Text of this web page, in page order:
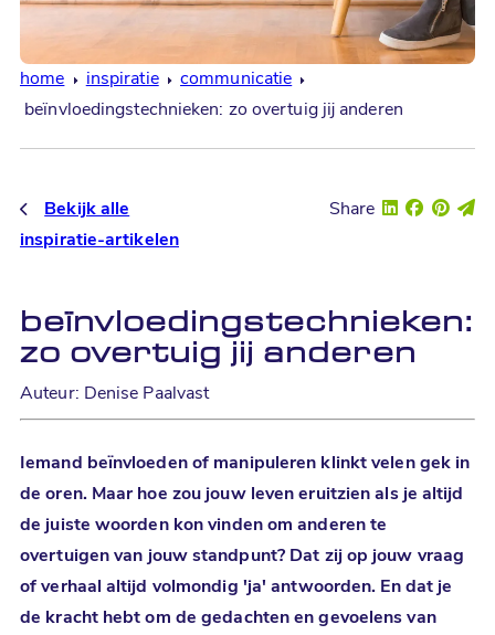
home inspiratie
communicatie
beïnvloedingstechnieken: zo overtuig jij anderen
Bekijk alle
inspiratie-artikelen
Share
beïnvloedingstechnieken:
zo overtuig jij anderen
Auteur: Denise Paalvast
Iemand beïnvloeden of manipuleren klinkt velen gek in
de oren. Maar hoe zou jouw leven eruitzien als je altijd
de juiste woorden kon vinden om anderen te
overtuigen van jouw standpunt? Dat zij op jouw vraag
of verhaal altijd volmondig 'ja' antwoorden. En dat je
de kracht hebt om de gedachten en gevoelens van